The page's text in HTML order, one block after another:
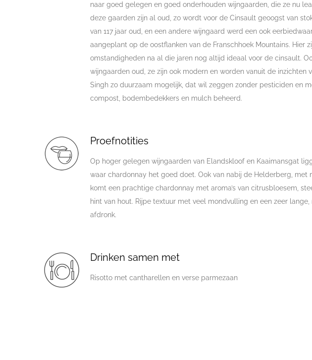
naar goed gelegen en goed onderhouden wijngaarden, die ze nu
deze gaarden zijn al oud, zo wordt voor de Cinsault geoogst van
van 117 jaar oud, en een andere wijngaard werd een ook
aangeplant op de oostflanken van de Franschhoek Mountains. Hier
omstandigheden na al die jaren nog altijd ideaal voor de cinsault.
wijngaarden oud, ze zijn ook modern en worden vanuit de inzichten
Singh zo duurzaam mogelijk, dat wil zeggen zonder pesticiden en
compost, bodembedekkers en mulch beheerd.
Proefnotities
Op hoger gelegen wijngaarden van Elandskloof en Kaaimansgat
waar chardonnay het goed doet. Ook van nabij de Helderberg, met
komt een prachtige chardonnay met aroma’s van citrusbloesem,
hint van hout. Rijpe textuur met veel mondvulling en een zeer lange,
afdronk.
Drinken samen met
Risotto met cantharellen en verse parmezaan